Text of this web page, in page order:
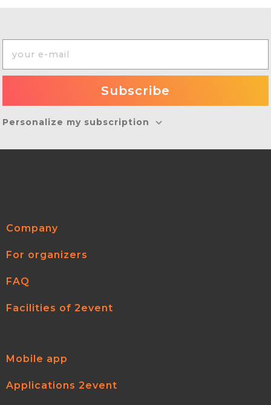
Personalize my subscription
Company
For organizers
FAQ
Facilities of 2event
Mobile app
Applications 2event